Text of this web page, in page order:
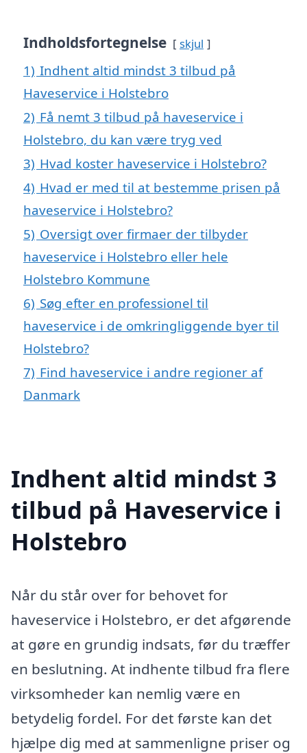
Indholdsfortegnelse skjul
1) Indhent altid mindst 3 tilbud på
Haveservice i Holstebro
2) Få nemt 3 tilbud på haveservice i
Holstebro, du kan være tryg ved
3) Hvad koster haveservice i Holstebro?
4) Hvad er med til at bestemme prisen på
haveservice i Holstebro?
5) Oversigt over firmaer der tilbyder
haveservice i Holstebro eller hele
Holstebro Kommune
6) Søg efter en professionel til
haveservice i de omkringliggende byer til
Holstebro?
7) Find haveservice i andre regioner af
Danmark
Indhent altid mindst 3
tilbud på Haveservice i
Holstebro
Når du står over for behovet for
haveservice i Holstebro, er det afgørende
at gøre en grundig indsats, før du træffer
en beslutning. At indhente tilbud fra flere
virksomheder kan nemlig være en
betydelig fordel. For det første kan det
hjælpe dig med at sammenligne priser og